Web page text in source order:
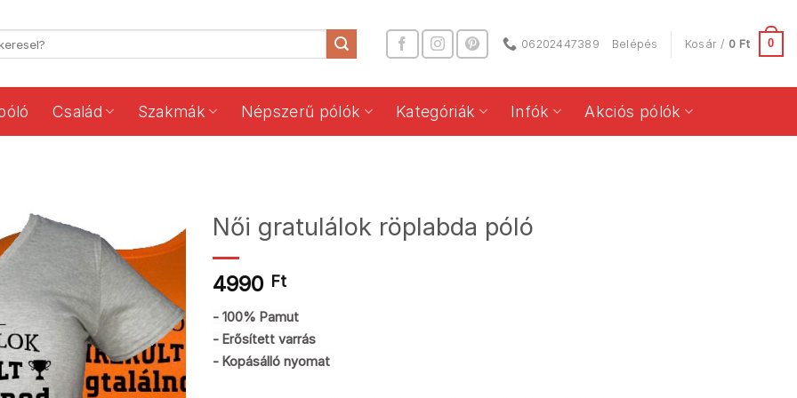
06202447389 Belépés Kosár / 0 Ft 0
Család Szakmák Népszerű pólók Kategóriák Infók Akciós pólók
Női gratulálok röplabda póló
4990 Ft
- 100% Pamut
- Erősített varrás
- Kopásálló nyomat